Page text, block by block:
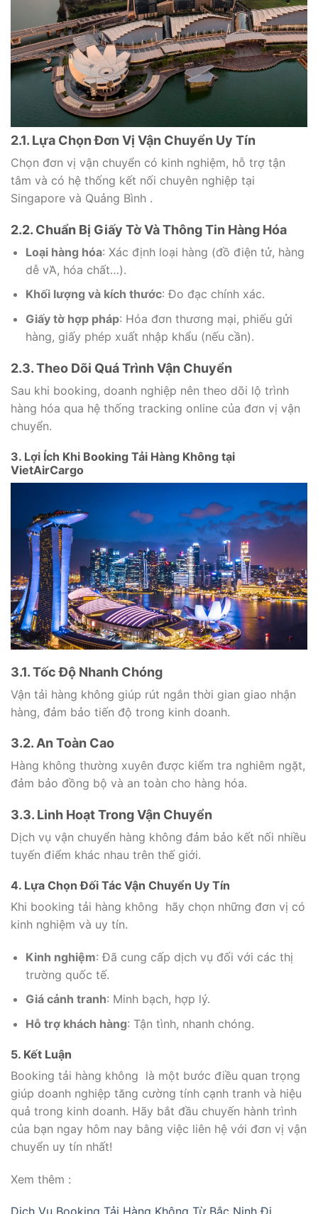
2.1. Lựa Chọn Đơn Vị Vận Chuyển Uy Tín
Chọn đơn vị vận chuyển có kinh nghiệm, hỗ trợ tận
tâm và có hệ thống kết nối chuyên nghiệp tại
Singapore và Quảng Bình .
2.2. Chuẩn Bị Giấy Tờ Và Thông Tin Hàng Hóa
Loại hàng hóa: Xác định loại hàng (đồ điện tử, hàng
dễ vἉ, hóa chất…).
Khối lượng và kích thước: Đo đạc chính xác.
Giấy tờ hợp pháp: Hóa đơn thương mại, phiếu gửi
hàng, giấy phép xuất nhập khẩu (nếu cần).
2.3. Theo Dõi Quá Trình Vận Chuyển
Sau khi booking, doanh nghiệp nên theo dõi lộ trình
hàng hóa qua hệ thống tracking online của đơn vị vận
chuyển.
3. Lợi Ích Khi Booking Tải Hàng Không tại
VietAirCargo
3.1. Tốc Độ Nhanh Chóng
Vận tải hàng không giúp rút ngắn thời gian giao nhận
hàng, đảm bảo tiến độ trong kinh doanh.
3.2. An Toàn Cao
Hàng không thường xuyên được kiểm tra nghiêm ngặt,
đảm bảo đồng bộ và an toàn cho hàng hóa.
3.3. Linh Hoạt Trong Vận Chuyển
Dịch vụ vận chuyển hàng không đảm bảo kết nối nhiều
tuyến điểm khác nhau trên thế giới.
4. Lựa Chọn Đối Tác Vận Chuyển Uy Tín
Khi booking tải hàng không hãy chọn những đơn vị có
kinh nghiệm và uy tín.
Kinh nghiệm: Đã cung cấp dịch vụ đối với các thị
trường quốc tế.
Giá cảnh tranh: Minh bạch, hợp lý.
Hỗ trợ khách hàng: Tận tình, nhanh chóng.
5. Kết Luận
Booking tải hàng không là một bước điều quan trọng
giúp doanh nghiệp tăng cường tính cạnh tranh và hiệu
quả trong kinh doanh. Hãy bắt đầu chuyến hành trình
của bạn ngay hôm nay bằng việc liên hệ với đơn vị vận
chuyển uy tín nhất!
Xem thêm :